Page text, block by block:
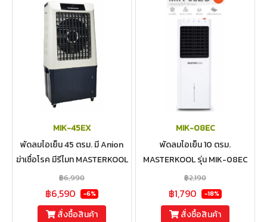
MIK-45EX
พัดลมไอเย็น 45 ตรม. มี Anion
ฆ่าเชื่อโรค มีรีไมท MASTERKOOL
รุ่น MIK-45EX
฿6,990
฿6,590 -6%
สั่งซื้อสินค้า
MIK-08EC
พัดลมไอเย็น 10 ตรม.
MASTERKOOL รุ่น MIK-08EC
฿2,190
฿1,790 -18%
สั่งซื้อสินค้า